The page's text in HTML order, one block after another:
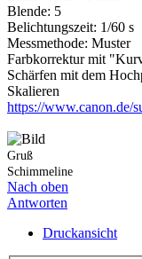
Blende: 5
Belichtungszeit: 1/60 s
Messmethode: Muster
Farbkorrektur mit
Schärfen mit dem
Skalieren
https://www.canon.de/
Gruß
Schimmeline
Nach oben
Antworten
Druckansicht